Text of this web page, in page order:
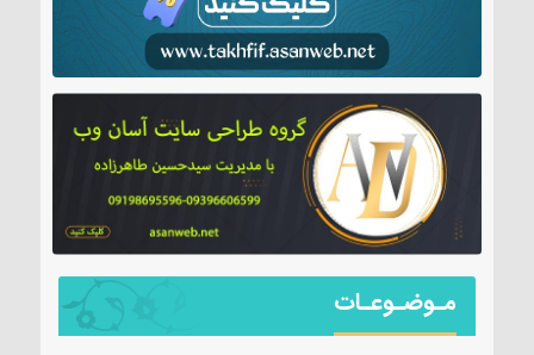
مـوضـوعـات